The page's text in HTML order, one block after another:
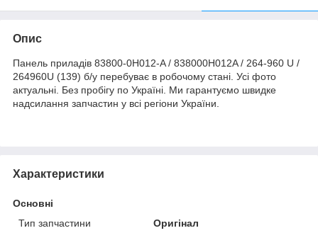
Опис
Панель приладів 83800-0H012-A / 838000H012A / 264-960 U /
264960U (139) б/у перебуває в робочому стані. Усі фото
актуальні. Без пробігу по Україні. Ми гарантуємо швидке
надсилання запчастин у всі регіони України.
Характеристики
Основні
Тип запчастини
Оригінал